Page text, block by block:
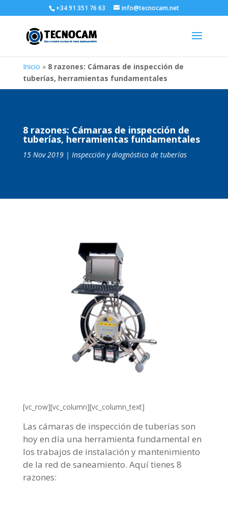
+34 91 351 76 63 info@tecnocam.net
Inicio » 8 razones: Cámaras de inspección de
tuberías, herramientas fundamentales
8 razones: Cámaras de inspección de
tuberías, herramientas fundamentales
15 Nov 2019| Inspección y diagnóstico de tuberías
[vc_row][vc_column][vc_column_text]
Las cámaras de inspección de tuberías son
hoy en día una herramienta fundamental en
los trabajos de instalación y mantenimiento
de la red de saneamiento. Aquí tienes 8
razones: